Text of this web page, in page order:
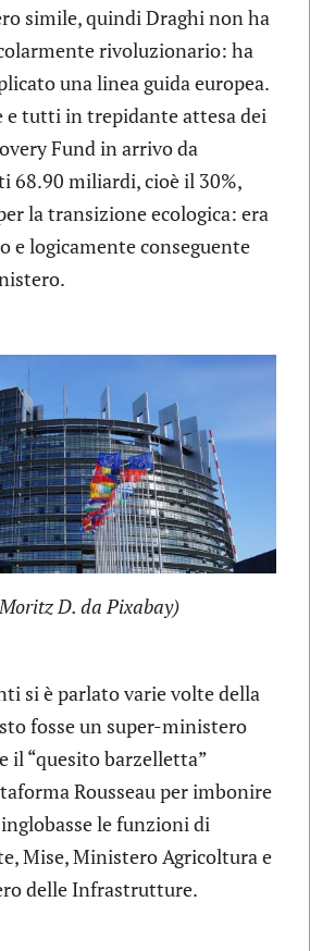
simile, quindi Draghi non ha
rivoluzionario: ha
una linea guida europea.
tutti in trepidante attesa dei
Fund in arrivo da
68.90 miliardi, cioè il 30%,
la transizione ecologica: era
e logicamente conseguente
D. da Pixabay)
si è parlato varie volte della
fosse un super-ministero
il “quesito barzelletta”
Rousseau per imbonire
le funzioni di
Mise, Ministero Agricoltura e
delle Infrastrutture.